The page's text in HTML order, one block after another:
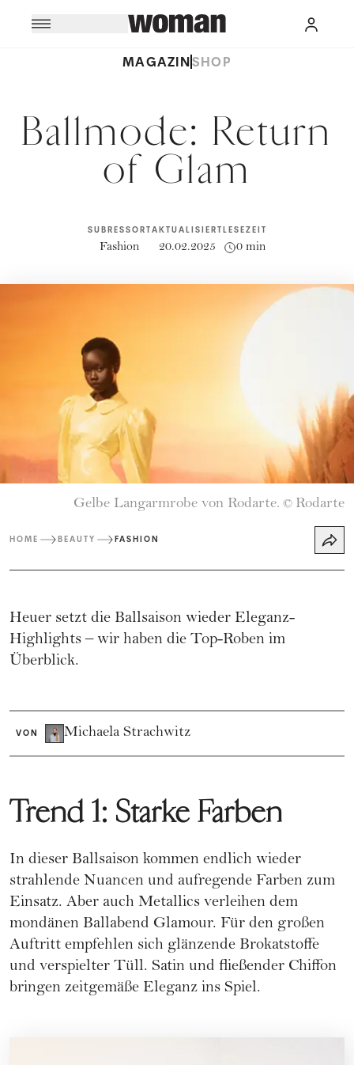
MAGAZINSHOP
Ballmode: Return
of Glam
SUBRESSORT
Fashion
AKTUALISIERT
20.02.2025
LESEZEIT
0 min
Gelbe Langarmrobe von Rodarte. © Rodarte
HOME BEAUTY FASHION
Heuer setzt die Ballsaison wieder Eleganz-
Highlights – wir haben die Top-Roben im
Überblick.
VON Michaela Strachwitz
Trend 1: Starke Farben
In dieser Ballsaison kommen endlich wieder
strahlende Nuancen und aufregende Farben zum
Einsatz. Aber auch Metallics verleihen dem
mondänen Ballabend Glamour. Für den großen
Auftritt empfehlen sich glänzende Brokatstoffe
und verspielter Tüll. Satin und fließender Chiffon
bringen zeitgemäße Eleganz ins Spiel.